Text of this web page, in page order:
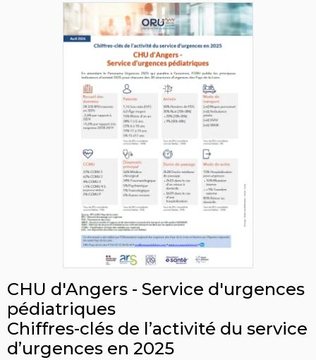
CHU d'Angers - Service d'urgences
pédiatriques
Chiffres-clés de l’activité du service
d’urgences en 2025